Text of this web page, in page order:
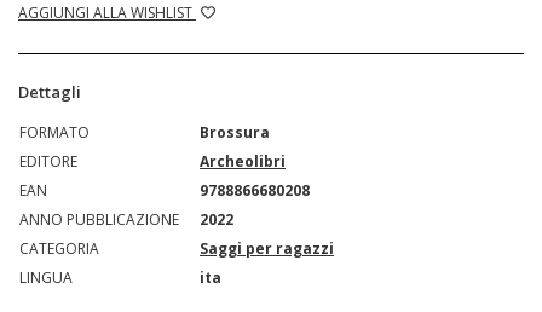
AGGIUNGI ALLA WISHLIST
Dettagli
FORMATO
Brossura
EDITORE
Archeolibri
EAN
9788866680208
ANNO PUBBLICAZIONE
2022
CATEGORIA
Saggi per ragazzi
LINGUA
ita